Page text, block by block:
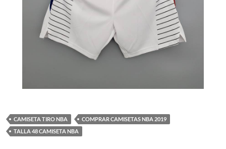
CAMISETA TIRO NBA
COMPRAR CAMISETAS NBA 2019
TALLA 48 CAMISETA NBA